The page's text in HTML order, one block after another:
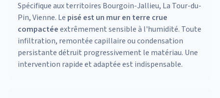
Spécifique aux territoires Bourgoin-Jallieu, La Tour-du-
Pin, Vienne. Le pisé est un mur en terre crue
compactéeextrêmement sensible à l'humidité. Toute
infiltration, remontée capillaire ou condensation
persistante détruit progressivement le matériau. Une
intervention rapide et adaptée est indispensable.